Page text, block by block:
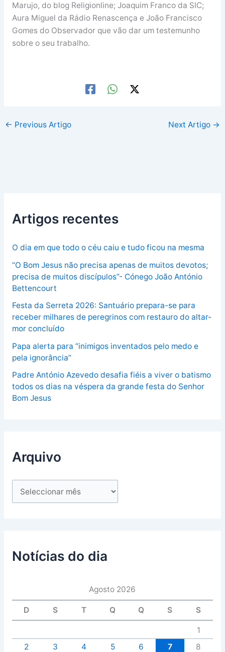
Marujo, do blog Religionline; Joaquim Franco da SIC;
Aura Miguel da Rádio Renascença e João Francisco
Gomes do Observador que vão dar um testemunho
sobre o seu trabalho.
← Previous Artigo Next Artigo →
Artigos recentes
O dia em que todo o céu caiu e tudo ficou na mesma
“O Bom Jesus não precisa apenas de muitos devotos;
precisa de muitos discípulos”- Cónego João António
Bettencourt
Festa da Serreta 2026: Santuário prepara-se para
receber milhares de peregrinos com restauro do altar-
mor concluído
Papa alerta para “inimigos inventados pelo medo e
pela ignorância”
Padre António Azevedo desafia fiéis a viver o batismo
todos os dias na véspera da grande festa do Senhor
Bom Jesus
Arquivo
Notícias do dia
Agosto 2026
D S T Q Q S S
1
2
3 4 5 6 7
8